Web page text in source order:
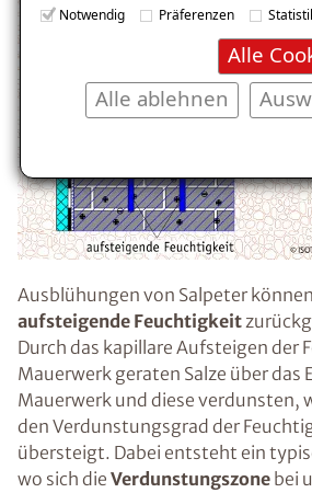
Notwendig Präferenzen
Alle
Alle ablehnen
Ausblühungen von Salpeter
aufsteigende Feuchtigkeit
Durch das kapillare Aufsteigen der
Mauerwerk geraten Salze über das
Mauerwerk und diese verdunsten,
den Verdunstungsgrad der
übersteigt. Dabei entsteht ein
wo sich die Verdunstungszone bei
E-Mail eingeben
Kostenlosen Ratgeber
Voraussetzung für den Erhalt des
Ratgebers ist die Anmeldung zu